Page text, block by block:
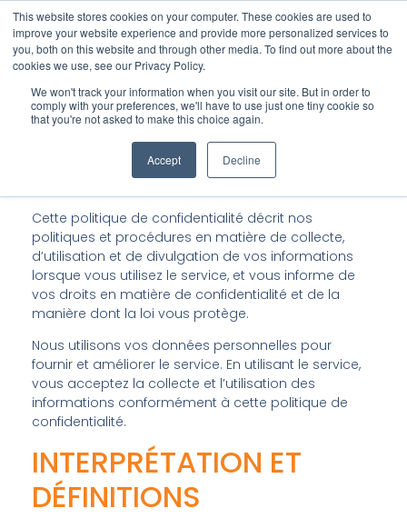
This website stores cookies on your computer. These cookies are used to
improve your website experience and provide more personalized services to
you, both on this website and through other media. To find out more about the
cookies we use, see our Privacy Policy.
We won't track your information when you visit our site. But in order to
comply with your preferences, we'll have to use just one tiny cookie so
that you're not asked to make this choice again.
Accept Decline
Politique de Confidentialité
Cette politique de confidentialité décrit nos
politiques et procédures en matière de collecte,
d’utilisation et de divulgation de vos informations
lorsque vous utilisez le service, et vous informe de
vos droits en matière de confidentialité et de la
manière dont la loi vous protège.
Nous utilisons vos données personnelles pour
fournir et améliorer le service. En utilisant le service,
vous acceptez la collecte et l’utilisation des
informations conformément à cette politique de
confidentialité.
INTERPRÉTATION ET
DÉFINITIONS